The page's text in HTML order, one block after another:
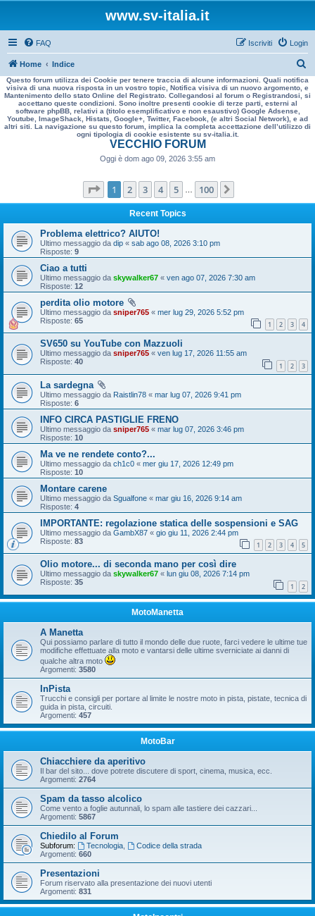
www.sv-italia.it
FAQ Login
Iscriviti
Home Indice
e
r
a
Questo forum utilizza dei Cookie per tenere traccia di alcune informazioni. Quali notifica
visiva di una nuova risposta in un vostro topic, Notifica visiva di un nuovo argomento, e
Mantenimento dello stato Online del Registrato. Collegandosi al forum o Registrandosi, si
accettano queste condizioni. Sono inoltre presenti cookie di terze parti, esterni al
software phpBB, relativi a (titolo esemplificativo e non esaustivo) Google Adsense,
Youtube, ImageShack, Histats, Google+, Twitter, Facebook, (e altri Social Network), e ad
altri siti. La navigazione su questo forum, implica la completa accettazione dell’utilizzo di
ogni tipologia di cookie esistente su sv-italia.it.
VECCHIO FORUM
Oggi è dom ago 09, 2026 3:55 am
Pagina di 100
1 2 3 4 5 100
Recent Topics
Problema elettrico? AIUTO!
Ultimo messaggio da dip « sab ago 08, 2026 3:10 pm
Risposte: 9
Ciao a tutti
Ultimo messaggio da skywalker67 « ven ago 07, 2026 7:30 am
Risposte: 12
perdita olio motore
Ultimo messaggio da sniper765 « mer lug 29, 2026 5:52 pm
Risposte: 65 1 2 3 4
SV650 su YouTube con Mazzuoli
Ultimo messaggio da sniper765 « ven lug 17, 2026 11:55 am
Risposte: 40 1 2 3
La sardegna
Ultimo messaggio da Raistlin78 « mar lug 07, 2026 9:41 pm
Risposte: 6
INFO CIRCA PASTIGLIE FRENO
Ultimo messaggio da sniper765 « mar lug 07, 2026 3:46 pm
Risposte: 10
Ma ve ne rendete conto?...
Ultimo messaggio da ch1c0 « mer giu 17, 2026 12:49 pm
Risposte: 10
Montare carene
Ultimo messaggio da Sgualfone « mar giu 16, 2026 9:14 am
Risposte: 4
IMPORTANTE: regolazione statica delle sospensioni e SAG
Ultimo messaggio da GambX87 « gio giu 11, 2026 2:44 pm
Risposte: 83 1 2 3 4 5
Olio motore... di seconda mano per così dire
Ultimo messaggio da skywalker67 « lun giu 08, 2026 7:14 pm
Risposte: 35 1 2
MotoManetta
A Manetta
Qui possiamo parlare di tutto il mondo delle due ruote, farci vedere le ultime tue
modifiche effettuate alla moto e vantarsi delle ultime sverniciate ai danni di
qualche altra moto
Argomenti: 3580
InPista
Trucchi e consigli per portare al limite le nostre moto in pista, pistate, tecnica di
guida in pista, circuiti.
Argomenti: 457
MotoBar
Chiacchiere da aperitivo
Il bar del sito... dove potrete discutere di sport, cinema, musica, ecc.
Argomenti: 2764
Spam da tasso alcolico
Come vento a foglie autunnali, lo spam alle tastiere dei cazzari...
Argomenti: 5867
Chiedilo al Forum
Subforum: Tecnologia,
Codice della strada
Argomenti: 660
Presentazioni
Forum riservato alla presentazione dei nuovi utenti
Argomenti: 831